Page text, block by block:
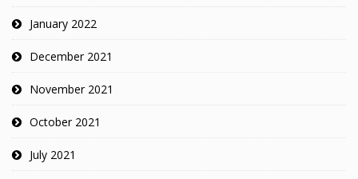
January 2022
December 2021
November 2021
October 2021
July 2021